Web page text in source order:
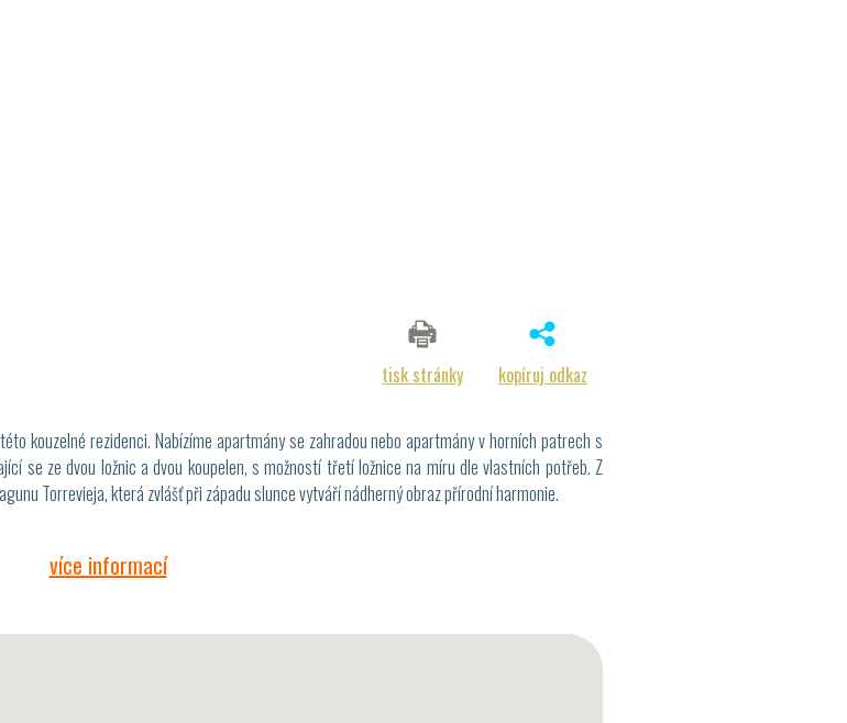
kopíruj odkaz
tisk stránky
kouzelné rezidenci. Nabízíme apartmány se zahradou nebo apartmány v horních patrech s
se ze dvou ložnic a dvou koupelen, s možností třetí ložnice na míru dle vlastních potřeb. Z
Torrevieja, která zvlášť při západu slunce vytváří nádherný obraz přírodní harmonie.
více informací